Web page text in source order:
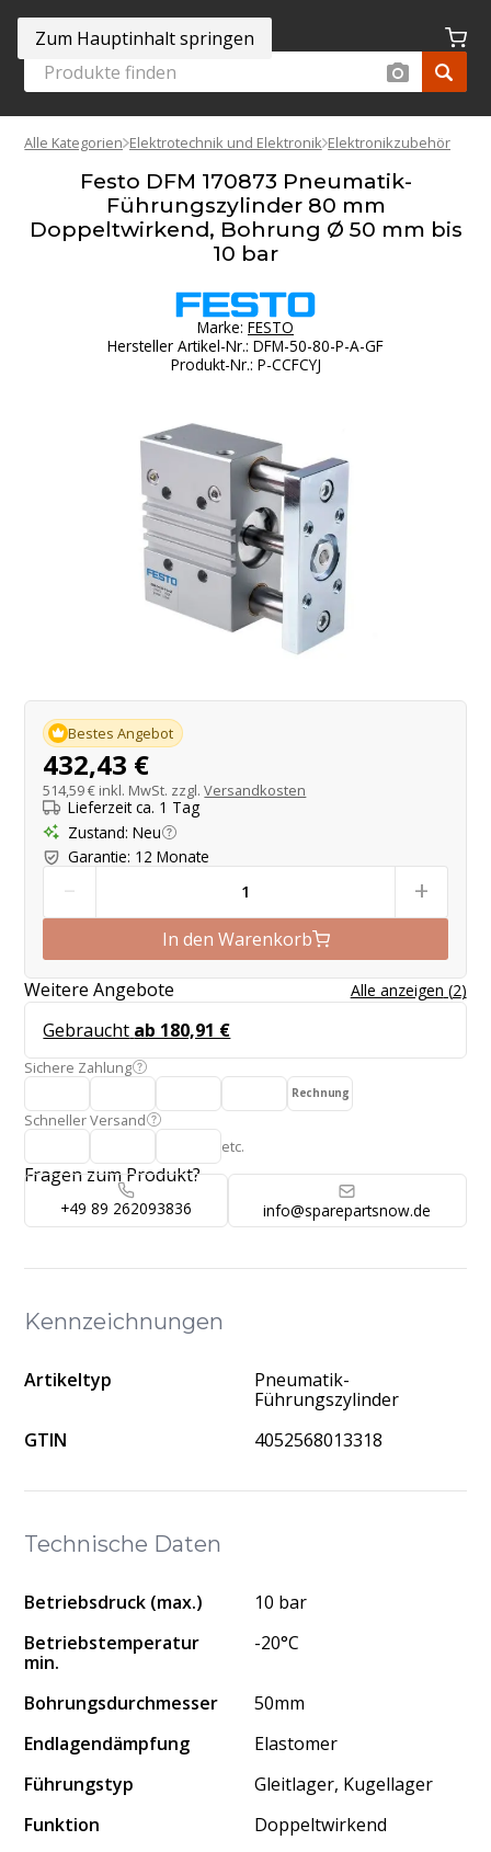
Zum Hauptinhalt springen
Alle Kategorien Elektrotechnik und Elektronik Elektronikzubehör
Festo DFM 170873 Pneumatik-
Führungszylinder 80 mm
Doppeltwirkend, Bohrung Ø 50 mm bis
10 bar
Marke: FESTO
Hersteller Artikel-Nr.: DFM-50-80-P-A-GF
Produkt-Nr.: P-CCFCYJ
Technische Daten
Betriebsdruck (max.)
10 bar
Betriebstemperatur
min.
-20°C
Bohrungsdurchmesser
50mm
Endlagendämpfung
Elastomer
Führungstyp
Gleitlager, Kugellager
Funktion
Doppeltwirkend
Produktangebot
Bestes Angebot
432,43 €
514,59 € inkl. MwSt. zzgl.Versandkosten
Lieferzeit ca. 1 Tag
Zustand: Neu
Garantie: 12 Monate
- +
In den Warenkorb
Weitere Angebote Alle anzeigen (2)
Gebraucht ab 180,91 €
Sichere Zahlung
Rechnung
Schneller Versand
etc.
Fragen zum Produkt?
+49 89 262093836 info@sparepartsnow.de
Kennzeichnungen
Artikeltyp
Pneumatik-
Führungszylinder
GTIN
4052568013318